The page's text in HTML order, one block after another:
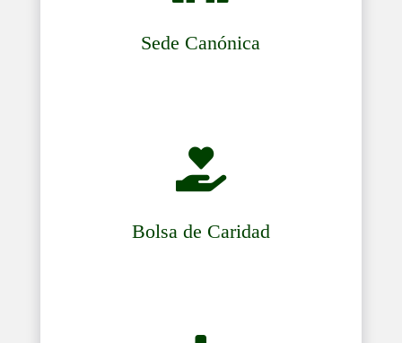
Sede Canónica

Bolsa de Caridad